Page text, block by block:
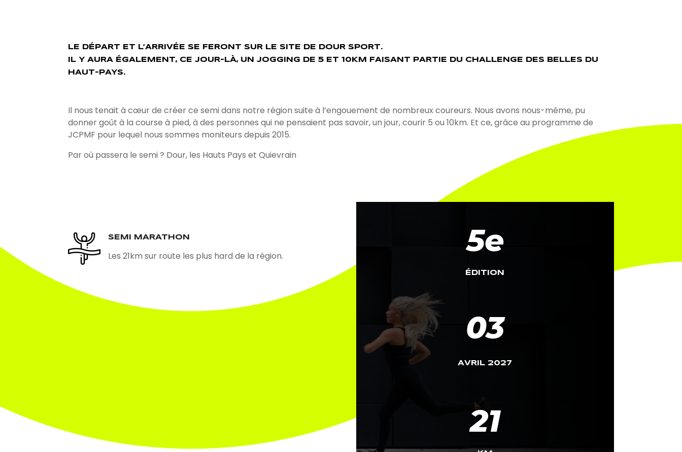
LE DÉPART ET L’ARRIVÉE SE FERONT SUR LE SITE DE DOUR SPORT.
IL Y AURA ÉGALEMENT, CE JOUR-LÀ, UN JOGGING DE 5 ET 10KM FAISANT PARTIE DU CHALLENGE DES BELLES DU
HAUT-PAYS.
Il nous tenait à cœur de créer ce semi dans notre région suite à l’engouement de nombreux coureurs. Nous avons nous-même, pu
donner goût à la course à pied, à des personnes qui ne pensaient pas savoir, un jour, courir 5 ou 10km. Et ce, grâce au programme de
JCPMF pour lequel nous sommes moniteurs depuis 2015.
Par où passera le semi ? Dour, les Hauts Pays et Quievrain
SEMI MARATHON
Les 21km sur route les plus hard de la région. 5e
ÉDITION
03
AVRIL 2027
21